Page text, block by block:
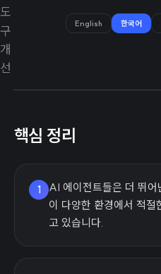
English 한국어
핵심 정리
1
AI 에이전트들은 더 뛰
이 다양한 환경에서 적절
고 있습니다.